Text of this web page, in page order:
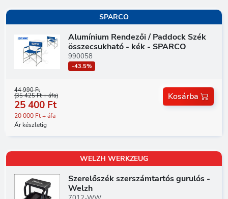
SPARCO
Alumínium Rendezői / Paddock Szék
összecsukható - kék - SPARCO
990058
-43.5%
44 990 Ft
(35 425 Ft + áfa)
25 400 Ft
20 000 Ft + áfa
Ár készletig
Kosárba
WELZH WERKZEUG
Szerelőszék szerszámtartós gurulós -
Welzh